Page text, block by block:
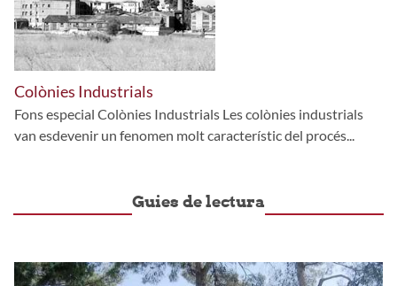
Colònies Industrials
Fons especial Colònies Industrials Les colònies industrials
van esdevenir un fenomen molt característic del procés...
Guies de lectura